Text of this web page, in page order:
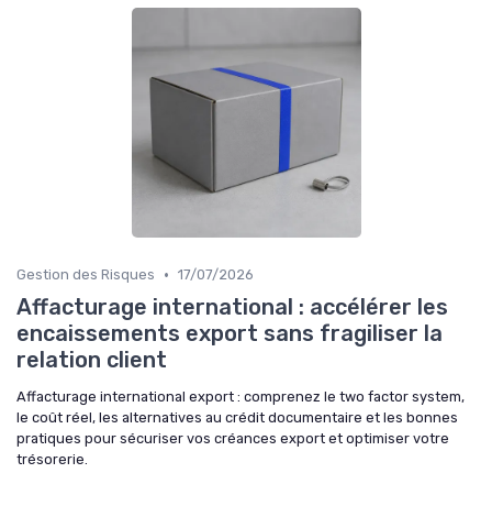
Gestion des Risques • 17/07/2026
Affacturage international : accélérer les
encaissements export sans fragiliser la
relation client
Affacturage international export : comprenez le two factor system,
le coût réel, les alternatives au crédit documentaire et les bonnes
pratiques pour sécuriser vos créances export et optimiser votre
trésorerie.